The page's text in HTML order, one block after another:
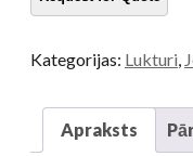
Land
Defender
Enfield
motocikls
Kategorijas: Lukturi
Apraksts